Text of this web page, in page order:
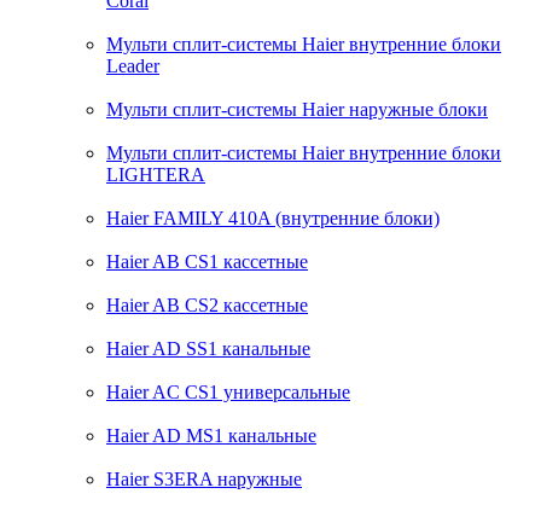
Мульти сплит-системы Haier внутренние блоки
Leader
Мульти сплит-системы Haier наружные блоки
Мульти сплит-системы Haier внутренние блоки
LIGHTERA
Haier FAMILY 410A (внутренние блоки)
Haier AB CS1 кассетные
Haier AB CS2 кассетные
Haier AD SS1 канальные
Haier AС CS1 универсальные
Haier AD MS1 канальные
Haier S3ERA наружные